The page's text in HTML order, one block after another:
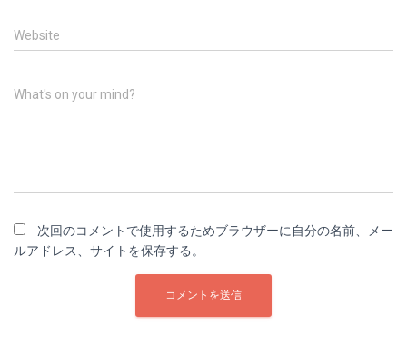
Website
What's on your mind?
次回のコメントで使用するためブラウザーに自分の名前、メー
ルアドレス、サイトを保存する。